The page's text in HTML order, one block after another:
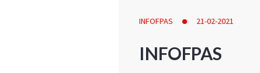
INFOFPAS 21-02-2021
INFOFPAS